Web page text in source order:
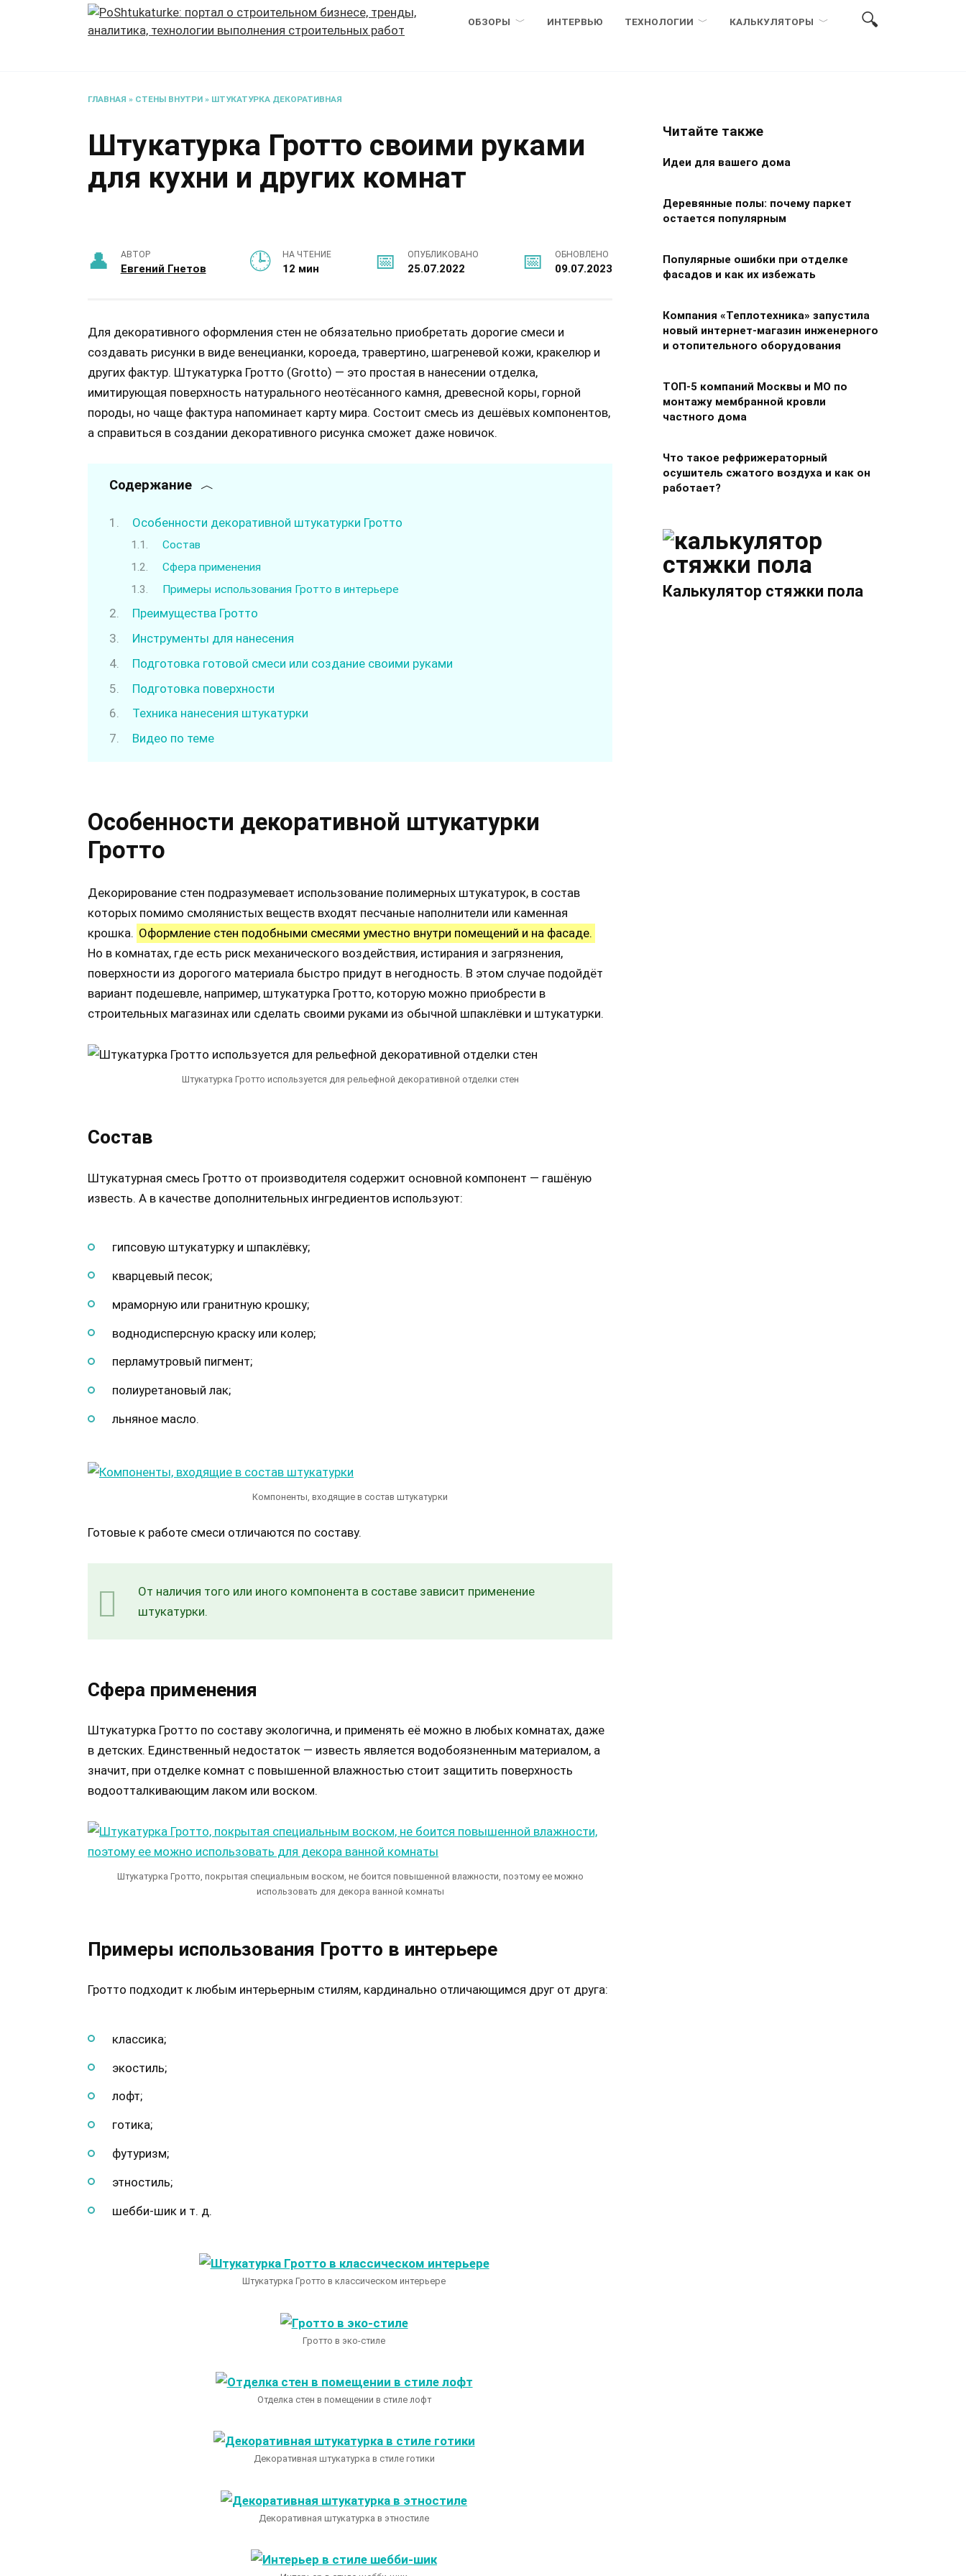
ОБЗОРЫ ИНТЕРВЬЮ ТЕХНОЛОГИИ КАЛЬКУЛЯТОРЫ
ГЛАВНАЯ » СТЕНЫ ВНУТРИ » ШТУКАТУРКА ДЕКОРАТИВНАЯ
Штукатурка Гротто своими руками
для кухни и других комнат
АВТОР
Евгений Гнетов
НА ЧТЕНИЕ
12 мин
ОПУБЛИКОВАНО
25.07.2022
ОБНОВЛЕНО
09.07.2023
Для декоративного оформления стен не обязательно приобретать дорогие смеси и
создавать рисунки в виде венецианки, короеда, травертино, шагреневой кожи, кракелюр и
других фактур. Штукатурка Гротто (Grotto) — это простая в нанесении отделка,
имитирующая поверхность натурального неотёсанного камня, древесной коры, горной
породы, но чаще фактура напоминает карту мира. Состоит смесь из дешёвых компонентов,
а справиться в создании декоративного рисунка сможет даже новичок.
Содержание
Особенности декоративной штукатурки Гротто
Состав
Сфера применения
Примеры использования Гротто в интерьере
Преимущества Гротто
Инструменты для нанесения
Подготовка готовой смеси или создание своими руками
Подготовка поверхности
Техника нанесения штукатурки
Видео по теме
Особенности декоративной штукатурки
Гротто
Декорирование стен подразумевает использование полимерных штукатурок, в состав
которых помимо смолянистых веществ входят песчаные наполнители или каменная
крошка. Оформление стен подобными смесями уместно внутри помещений и на фасаде.
Но в комнатах, где есть риск механического воздействия, истирания и загрязнения,
поверхности из дорогого материала быстро придут в негодность. В этом случае подойдёт
вариант подешевле, например, штукатурка Гротто, которую можно приобрести в
строительных магазинах или сделать своими руками из обычной шпаклёвки и штукатурки.
Штукатурка Гротто используется для рельефной декоративной отделки стен
Состав
Штукатурная смесь Гротто от производителя содержит основной компонент — гашёную
известь. А в качестве дополнительных ингредиентов используют:
гипсовую штукатурку и шпаклёвку;
кварцевый песок;
мраморную или гранитную крошку;
воднодисперсную краску или колер;
перламутровый пигмент;
полиуретановый лак;
льняное масло.
Компоненты, входящие в состав штукатурки
Готовые к работе смеси отличаются по составу.
От наличия того или иного компонента в составе зависит применение
штукатурки.
Сфера применения
Штукатурка Гротто по составу экологична, и применять её можно в любых комнатах, даже
в детских. Единственный недостаток — известь является водобоязненным материалом, а
значит, при отделке комнат с повышенной влажностью стоит защитить поверхность
водоотталкивающим лаком или воском.
Штукатурка Гротто, покрытая специальным воском, не боится повышенной влажности, поэтому ее можно
использовать для декора ванной комнаты
Примеры использования Гротто в интерьере
Гротто подходит к любым интерьерным стилям, кардинально отличающимся друг от друга:
классика;
экостиль;
лофт;
готика;
футуризм;
этностиль;
шебби-шик и т. д.
Штукатурка Гротто в классическом интерьере
Гротто в эко-стиле
Отделка стен в помещении в стиле лофт
Декоративная штукатурка в стиле готики
Декоративная штукатурка в этностиле
Читайте также
Идеи для вашего дома
Деревянные полы: почему паркет
остается популярным
Популярные ошибки при отделке
фасадов и как их избежать
Компания «Теплотехника» запустила
новый интернет-магазин инженерного
и отопительного оборудования
ТОП-5 компаний Москвы и МО по
монтажу мембранной кровли
частного дома
Что такое рефрижераторный
осушитель сжатого воздуха и как он
работает?
Калькулятор стяжки пола